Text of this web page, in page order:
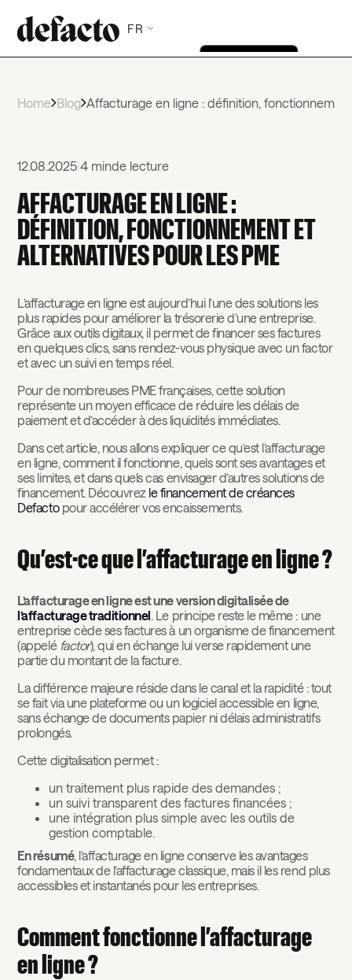
FR
Home Blog Affacturage en ligne : définition,
12.08.2025 |4 minde lecture
AFFACTURAGE EN LIGNE :
DÉFINITION, FONCTIONNEMENT ET
ALTERNATIVES POUR LES PME
L’affacturage en ligne est aujourd’hui l’une des solutions les
plus rapides pour améliorer la trésorerie d’une entreprise.
Grâce aux outils digitaux, il permet de financer ses factures
en quelques clics, sans rendez-vous physique avec un factor
et avec un suivi en temps réel.
Pour de nombreuses PME françaises, cette solution
représente un moyen efficace de réduire les délais de
paiement et d’accéder à des liquidités immédiates.
Dans cet article, nous allons expliquer ce qu’est l’affacturage
en ligne, comment il fonctionne, quels sont ses avantages et
ses limites, et dans quels cas envisager d’autres solutions de
financement. Découvrez le financement de créances
Defactopour accélérer vos encaissements.
Qu’est-ce que l’affacturage en ligne ?
L’affacturage en ligne est une version digitalisée de
l’affacturage traditionnel . Le principe reste le même : une
entreprise cède ses factures à un organisme de financement
(appelé factor), qui en échange lui verse rapidement une
partie du montant de la facture.
La différence majeure réside dans le canal et la rapidité : tout
se fait via une plateforme ou un logiciel accessible en ligne,
sans échange de documents papier ni délais administratifs
prolongés.
Cette digitalisation permet :
un traitement plus rapide des demandes ;
un suivi transparent des factures financées ;
une intégration plus simple avec les outils de
gestion comptable.
En résumé, l’affacturage en ligne conserve les avantages
fondamentaux de l’affacturage classique, mais il les rend plus
accessibles et instantanés pour les entreprises.
Comment fonctionne l’affacturage
en ligne ?